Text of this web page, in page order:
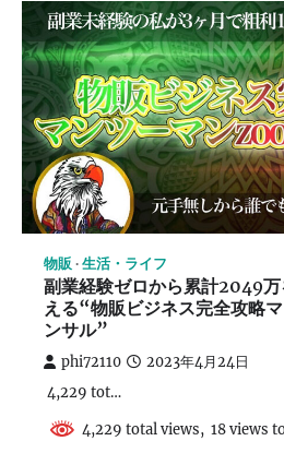
物販 生活・ライフ
副業経験ゼロから累計2049
える“物販ビジネス完全攻略
ンサル”
phi72110 2023年4月24日
4,229 tot…
4,229 total views, 18 views